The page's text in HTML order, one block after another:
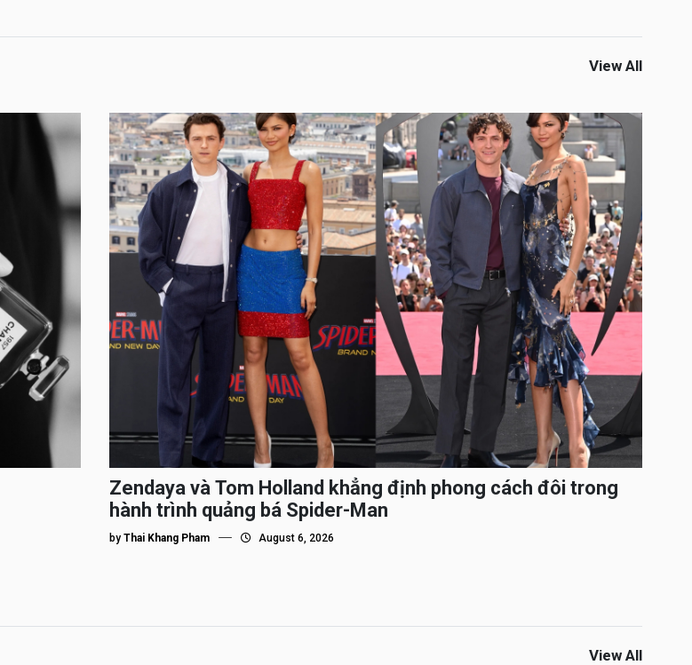
View All
Zendaya và Tom Holland khẳng định phong cách đôi trong
hành trình quảng bá Spider-Man
by Thai Khang Pham August 6, 2026
View All